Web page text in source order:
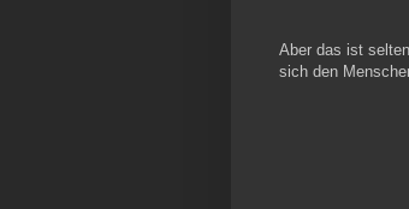
Aber das ist
sich den